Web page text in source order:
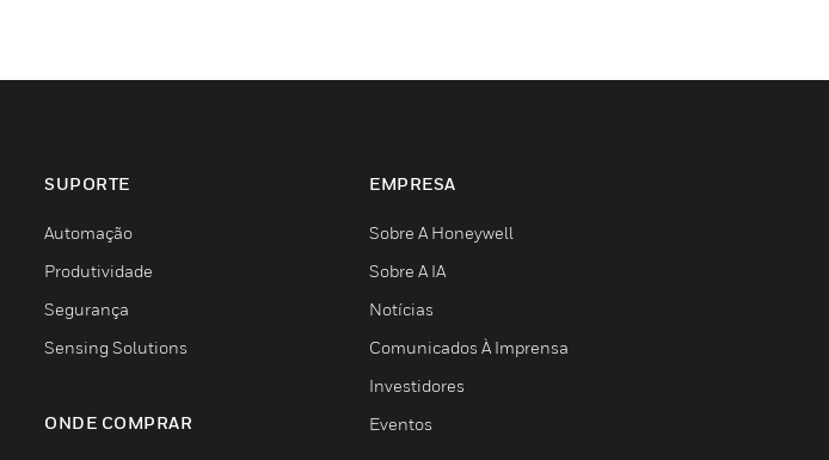
SUPORTE
Automação
Produtividade
Segurança
Sensing Solutions
ONDE COMPRAR
EMPRESA
Sobre A Honeywell
Sobre A IA
Notícias
Comunicados À Imprensa
Investidores
Eventos